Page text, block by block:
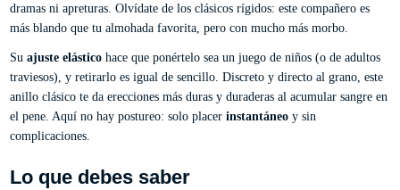
dramas ni apreturas. Olvídate de los clásicos rígidos: este compañero es
más blando que tu almohada favorita, pero con mucho más morbo.
Su ajuste elásticohace que ponértelo sea un juego de niños (o de adultos
traviesos), y retirarlo es igual de sencillo. Discreto y directo al grano, este
anillo clásico te da erecciones más duras y duraderas al acumular sangre en
el pene. Aquí no hay postureo: solo placer instantáneoy sin
complicaciones.
Lo que debes saber